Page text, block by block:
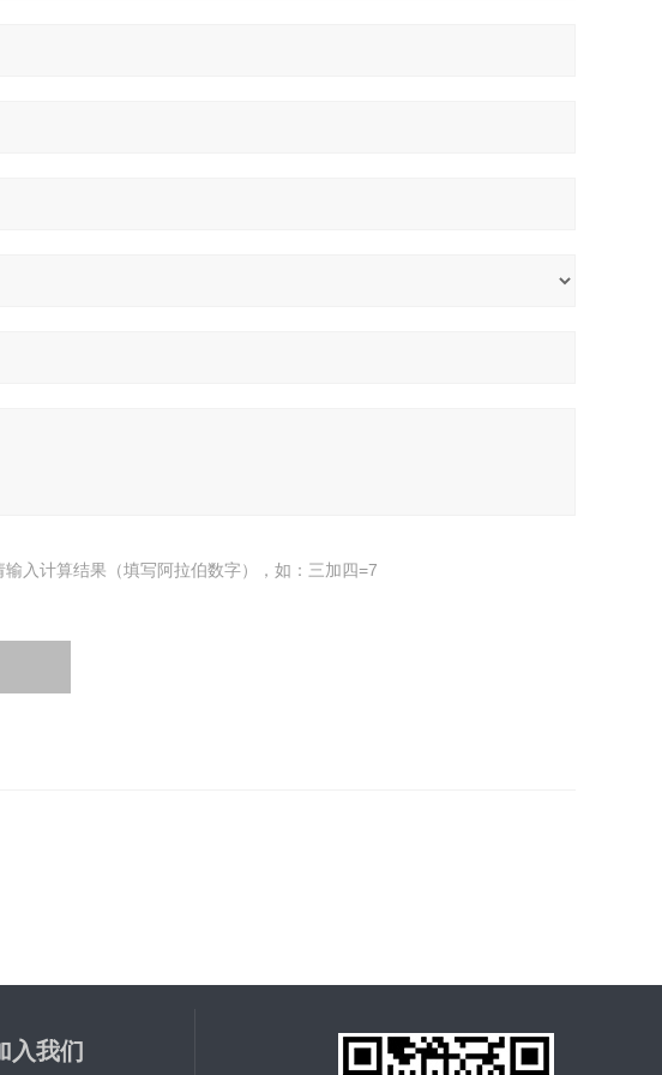
输入计算结果（填写阿拉伯数字），如：三加四=7
入我们